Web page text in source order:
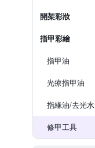
開架彩妝
指甲彩繪
指甲油
光療指甲油
指緣油/去光水
修甲工具